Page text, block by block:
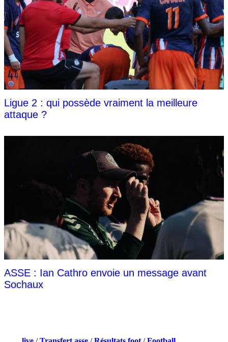
Ligue 2 : qui possède vraiment la meilleure
attaque ?
ASSE : Ian Cathro envoie un message avant
Sochaux